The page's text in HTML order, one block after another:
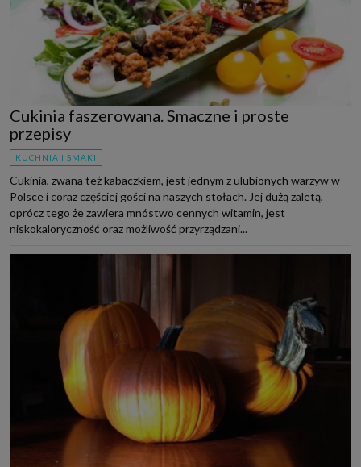
Cukinia faszerowana. Smaczne i proste
przepisy
KUCHNIA I SMAKI
Cukinia, zwana też kabaczkiem, jest jednym z ulubionych warzyw w
Polsce i coraz częściej gości na naszych stołach. Jej dużą zaletą,
oprócz tego że zawiera mnóstwo cennych witamin, jest
niskokaloryczność oraz możliwość przyrządzani...